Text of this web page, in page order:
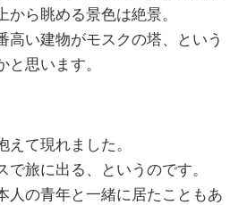
から眺める景色は絶景。
高い建物がモスクの塔、という
と思います。
えて現れました。
で旅に出る、というのです。
人の青年と一緒に居たこともあ